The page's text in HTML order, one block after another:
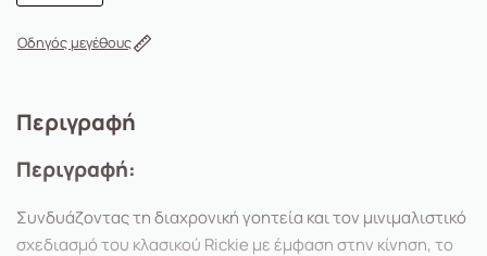
Οδηγός μεγέθους
Περιγραφή
Περιγραφή:
Συνδυάζοντας τη διαχρονική γοητεία και τον μινιμαλιστικό
σχεδιασμό του κλασικού Rickie με έμφαση στην κίνηση, το